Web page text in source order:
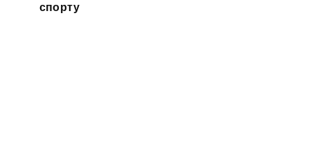
спорту